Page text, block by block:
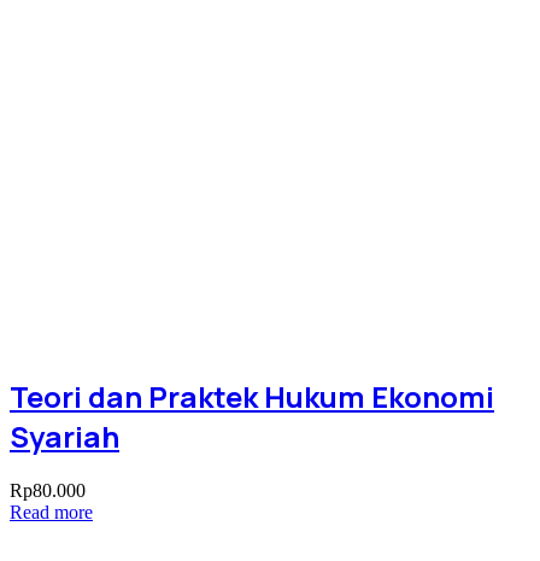
Teori dan Praktek Hukum Ekonomi
Syariah
Rp80.000
Read more